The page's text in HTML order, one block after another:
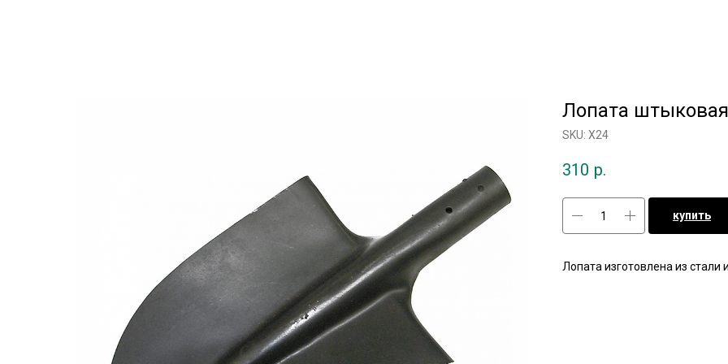
Лопата штыковая
SKU: Х24
310 р.
купить
Лопата изготовлена из стали